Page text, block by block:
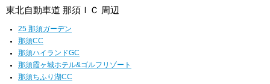
東北自動車道 那須ＩＣ 周辺
25 那須ガーデン
那須CC
那須ハイランドGC
那須霞ヶ城ホテル&ゴルフリゾート
那須ちふり湖CC